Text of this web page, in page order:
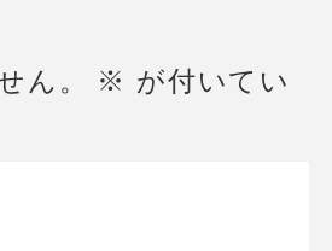
ん。 ※ が付いてい